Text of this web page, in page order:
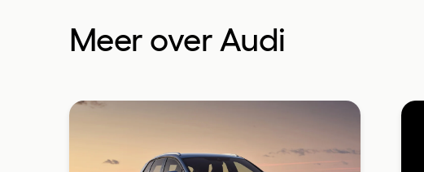
Meer over Audi